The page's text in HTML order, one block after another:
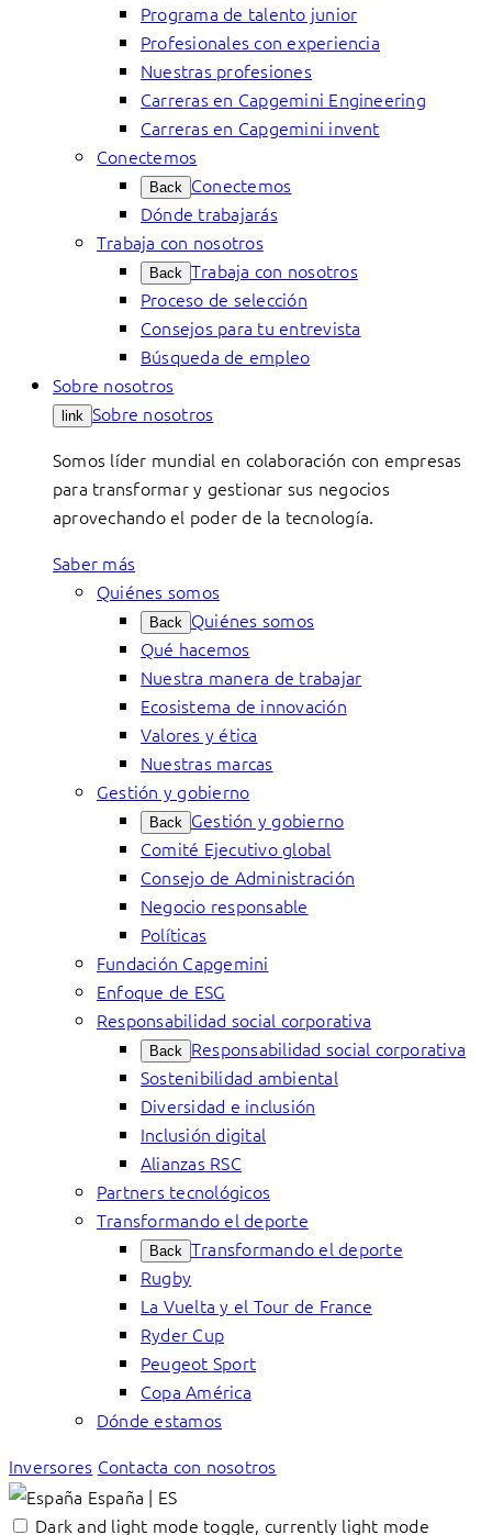
Programa de talento junior
Profesionales con experiencia
Nuestras profesiones
Carreras en Capgemini Engineering
Carreras en Capgemini invent
Conectemos
Back Conectemos
Dónde trabajarás
Trabaja con nosotros
Back Trabaja con nosotros
Proceso de selección
Consejos para tu entrevista
Búsqueda de empleo
Sobre nosotros
link Sobre nosotros
Somos líder mundial en colaboración con empresas
para transformar y gestionar sus negocios
aprovechando el poder de la tecnología.
Saber más
Quiénes somos
Back Quiénes somos
Qué hacemos
Nuestra manera de trabajar
Ecosistema de innovación
Valores y ética
Nuestras marcas
Gestión y gobierno
Back Gestión y gobierno
Comité Ejecutivo global
Consejo de Administración
Negocio responsable
Políticas
Fundación Capgemini
Enfoque de ESG
Responsabilidad social corporativa
Back Responsabilidad social corporativa
Sostenibilidad ambiental
Diversidad e inclusión
Inclusión digital
Alianzas RSC
Partners tecnológicos
Transformando el deporte
Back Transformando el deporte
Rugby
La Vuelta y el Tour de France
Ryder Cup
Peugeot Sport
Copa América
Dónde estamos
Inversores Contacta con nosotros
España | ES
Dark and light mode toggle, currently light mode